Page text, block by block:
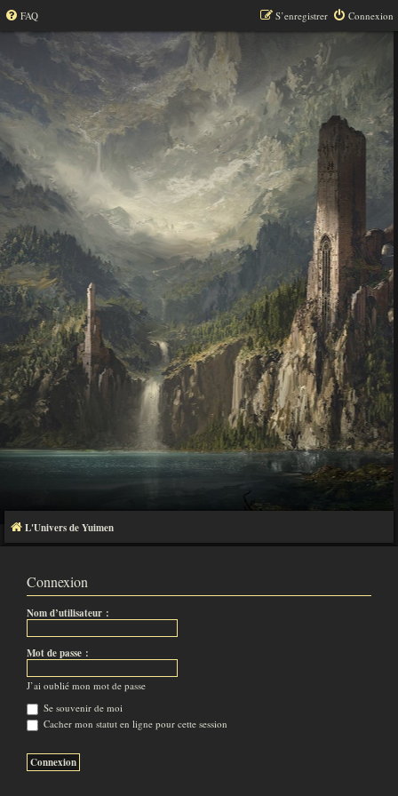
FAQ Connexion
S’enregistrer
L'Univers de Yuimen
Connexion
Nom d’utilisateur :
Mot de passe :
J’ai oublié mon mot de passe
Se souvenir de moi
Cacher mon statut en ligne pour cette session